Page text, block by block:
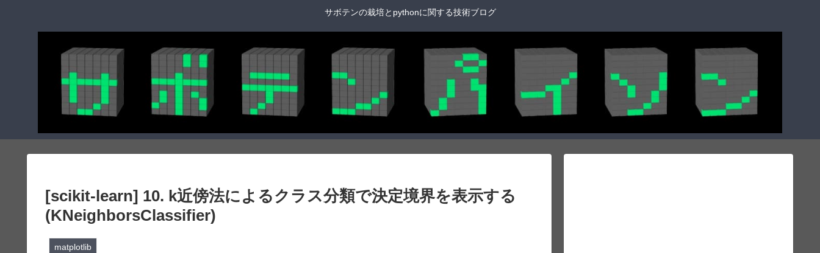
サボテンの栽培とpythonに関する技術ブログ
[scikit-learn] 10. k近傍法によるクラス分類で決定境界を表示する
(KNeighborsClassifier)
matplotlib